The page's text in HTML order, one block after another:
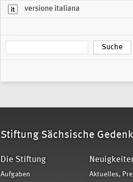
versione italiana
Stiftung Sächsische
Die Stiftung
Aufgaben
Aktuelles,